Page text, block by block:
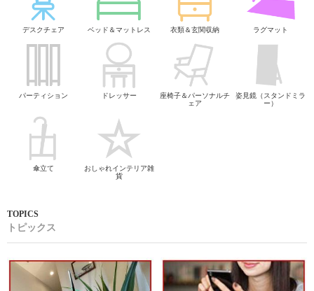
デスクチェア ベッド＆マットレス 衣類＆玄関収納 ラグマット
パーティション ドレッサー
座椅子＆パーソナルチ
ェア
姿見鏡（スタンドミラ
ー）
傘立て
おしゃれインテリア雑
貨
トピックス